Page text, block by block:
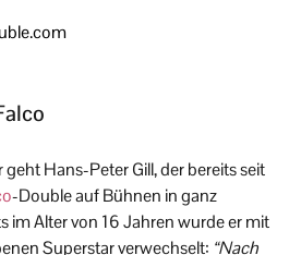
Hans-Peter Gill, der bereits seit
-Double auf Bühnen in ganz
im Alter von 16 Jahren wurde er mit
Superstar verwechselt: “Nach